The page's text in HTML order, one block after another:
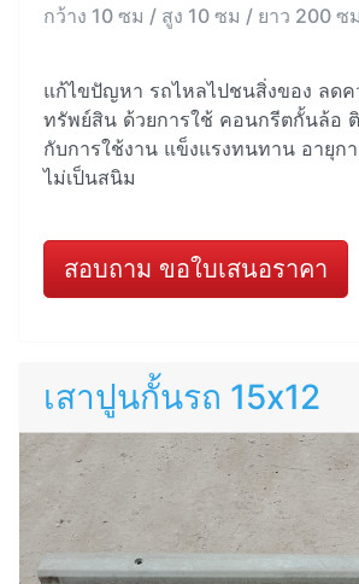
กว้าง 10 ซม / สูง 10 ซม / ยาว 200 ซม
แก้ไขปัญหา รถไหลไปชนสิ่งของ ลดค
ทรัพย์สิน ด้วยการใช้ คอนกรีตกั้นล้อ
กับการใช้งาน แข็งแรงทนทาน อายุก
ไม่เป็นสนิม
สอบถาม ขอใบเสนอราคา
เสาปูนกั้นรถ 15x12